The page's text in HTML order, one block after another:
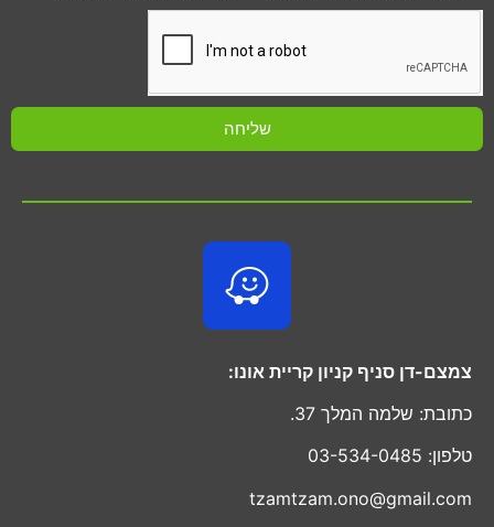
שליחה
צמצם-דן סניף קניון קריית אונו:
כתובת: שלמה המלך 37.
טלפון: 03-534-0485
tzamtzam.ono@gmail.com